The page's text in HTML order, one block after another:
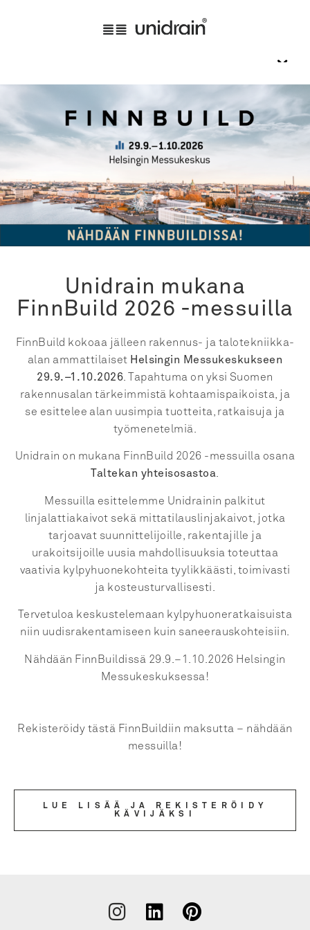
Unidrain mukana
FinnBuild 2026 -messuilla
FinnBuild kokoaa jälleen rakennus- ja talotekniikka-
alan ammattilaiset Helsingin Messukeskukseen
29.9.–1.10.2026 . Tapahtuma on yksi Suomen
rakennusalan tärkeimmistä kohtaamispaikoista, ja
se esittelee alan uusimpia tuotteita, ratkaisuja ja
työmenetelmiä.
Unidrain on mukana FinnBuild 2026 -messuilla osana
Taltekan yhteisosastoa.
Messuilla esittelemme Unidrainin palkitut
linjalattiakaivot sekä mittatilauslinjakaivot, jotka
tarjoavat suunnittelijoille, rakentajille ja
urakoitsijoille uusia mahdollisuuksia toteuttaa
vaativia kylpyhuonekohteita tyylikkäästi, toimivasti
ja kosteusturvallisesti.
Tervetuloa keskustelemaan kylpyhuoneratkaisuista
niin uudisrakentamiseen kuin saneerauskohteisiin.
Nähdään FinnBuildissä 29.9.–1.10.2026 Helsingin
Messukeskuksessa!
Rekisteröidy tästä FinnBuildiin maksutta – nähdään
messuilla!
LUE LISÄÄ JA REKISTERÖIDY
KÄVIJÄKSI